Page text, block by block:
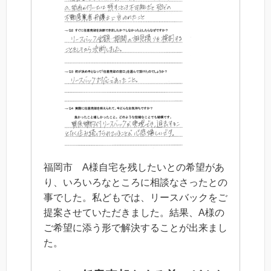
福岡市 A様自宅を残したいとの希望があ
り、いろいろなところに相談なさったとの
事でした。私どもでは、リースバックをご
提案させていただきました。結果、A様の
ご希望に添う形で解決することが出来まし
た。